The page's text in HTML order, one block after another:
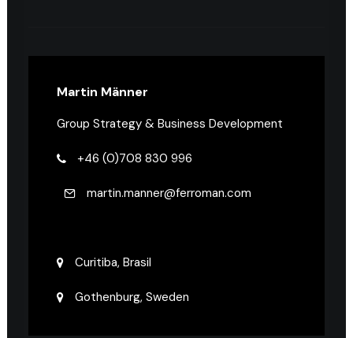
Martin Männer
Group Strategy & Business Development
+46 (0)708 830 996
martin.manner@ferroman.com
Curitiba, Brasil
Gothenburg, Sweden